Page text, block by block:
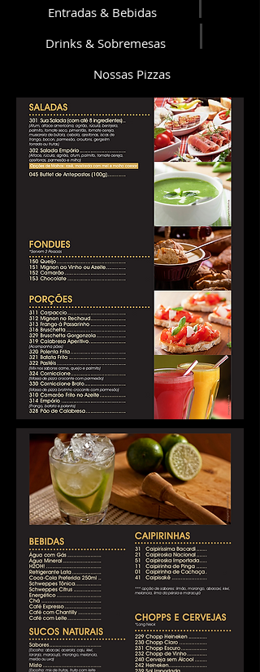
Entradas & Bebidas
Drinks & Sobremesas
Nossas Pizzas